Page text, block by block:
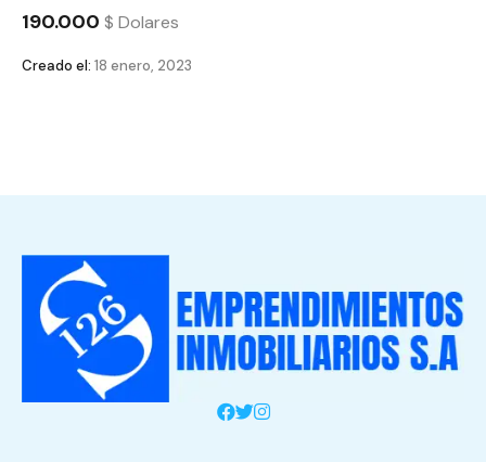
190.000 $ Dolares
Creado el: 18 enero, 2023